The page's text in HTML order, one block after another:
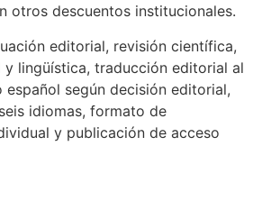
otros descuentos institucionales.
editorial, revisión científica,
lingüística, traducción editorial al
según decisión editorial,
idiomas, formato de
y publicación de acceso